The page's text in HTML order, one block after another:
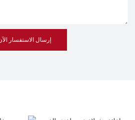
إرسال الاستفسار